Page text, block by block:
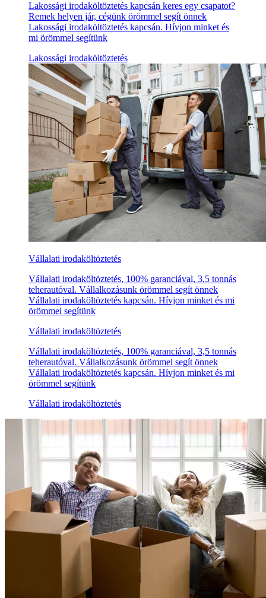
Lakossági irodaköltöztetés kapcsán keres egy csapatot?
Remek helyen jár, cégünk örömmel segít önnek
Lakossági irodaköltöztetés kapcsán. Hívjon minket és
mi örömmel segítünk
Lakossági irodaköltöztetés
Vállalati irodaköltöztetés
Vállalati irodaköltöztetés, 100% garanciával, 3,5 tonnás
teherautóval. Vállalkozásunk örömmel segít önnek
Vállalati irodaköltöztetés kapcsán. Hívjon minket és mi
örömmel segítünk
Vállalati irodaköltöztetés
Vállalati irodaköltöztetés, 100% garanciával, 3,5 tonnás
teherautóval. Vállalkozásunk örömmel segít önnek
Vállalati irodaköltöztetés kapcsán. Hívjon minket és mi
örömmel segítünk
Vállalati irodaköltöztetés